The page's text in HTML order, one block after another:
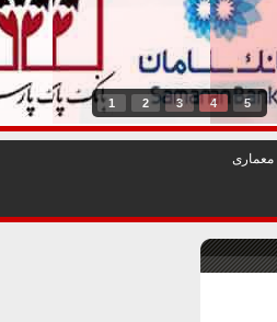
1 2 3 4 5
معماری